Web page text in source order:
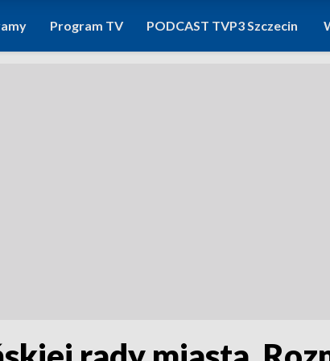
Program TV PODCAST TVP3 Szczecin